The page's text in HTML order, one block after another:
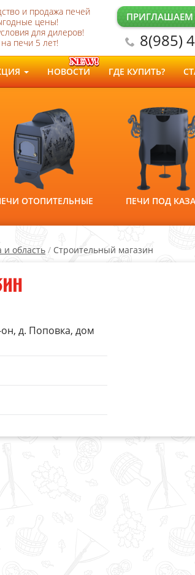
и продажа печей
цены!
для дилеров!
печи 5 лет!
8(985)
НОВОСТИ ГДЕ КУПИТЬ?
ОТОПИТЕЛЬНЫЕ ПЕЧИ ПОД
и область / Строительный магазин
д. Поповка, дом